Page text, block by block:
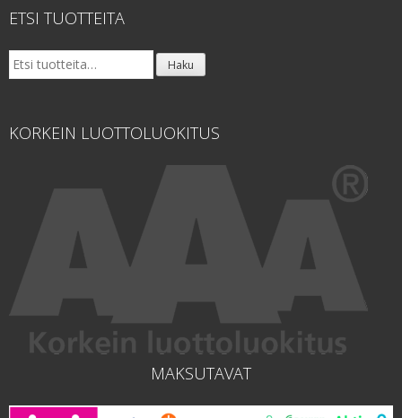
ETSI TUOTTEITA
Etsi: Haku
KORKEIN LUOTTOLUOKITUS
MAKSUTAVAT